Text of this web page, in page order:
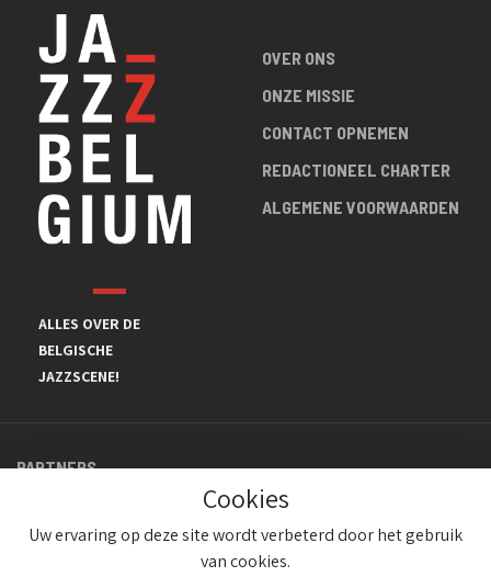
ALLES OVER DE
BELGISCHE
JAZZSCENE!
OVER ONS
ONZE MISSIE
CONTACT OPNEMEN
REDACTIONEEL CHARTER
ALGEMENE VOORWAARDEN
PARTNERS
Cookies
Uw ervaring op deze site wordt verbeterd door het gebruik
van cookies.